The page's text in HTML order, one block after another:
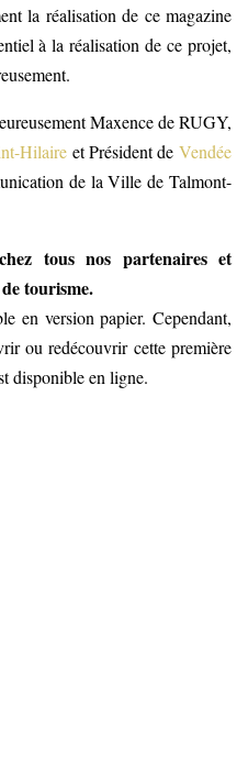
la réalisation de ce magazine
à la réalisation de ce projet,
Maxence de RUGY,
Hilaireet Président deVendée
de la Ville de Talmont-
tous nos partenaires et
tourisme.
en version papier. Cependant,
ou redécouvrir cette première
disponible en ligne.